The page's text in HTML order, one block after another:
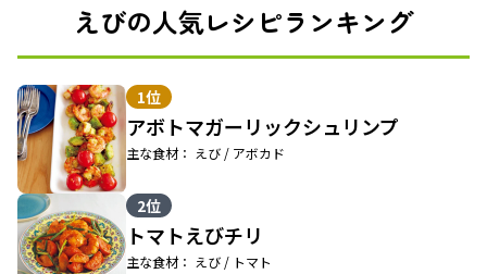
えびの人気レシピランキング
1位
アボトマガーリックシュリンプ
主な食材： えび / アボカド
2位
トマトえびチリ
主な食材： えび / トマト